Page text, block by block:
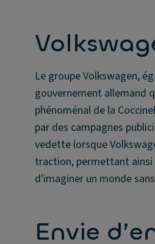
Le groupe Volkswagen,
gouvernement allemand
phénoménal de la
par des campagnes
vedette lorsque
traction, permettant ainsi
d'imaginer un monde
Envie